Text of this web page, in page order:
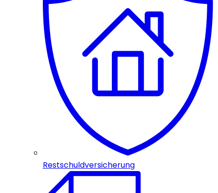
Restschuldversicherung